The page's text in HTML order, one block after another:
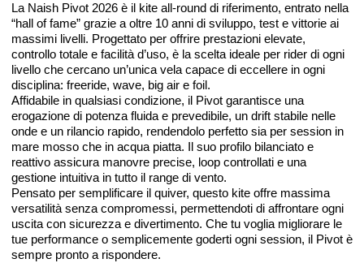
La Naish Pivot 2026 è il kite all-round di riferimento, entrato nella
“hall of fame” grazie a oltre 10 anni di sviluppo, test e vittorie ai
massimi livelli. Progettato per offrire prestazioni elevate,
controllo totale e facilità d’uso, è la scelta ideale per rider di ogni
livello che cercano un’unica vela capace di eccellere in ogni
disciplina: freeride, wave, big air e foil.
Affidabile in qualsiasi condizione, il Pivot garantisce una
erogazione di potenza fluida e prevedibile, un drift stabile nelle
onde e un rilancio rapido, rendendolo perfetto sia per session in
mare mosso che in acqua piatta. Il suo profilo bilanciato e
reattivo assicura manovre precise, loop controllati e una
gestione intuitiva in tutto il range di vento.
Pensato per semplificare il quiver, questo kite offre massima
versatilità senza compromessi, permettendoti di affrontare ogni
uscita con sicurezza e divertimento. Che tu voglia migliorare le
tue performance o semplicemente goderti ogni session, il Pivot è
sempre pronto a rispondere.